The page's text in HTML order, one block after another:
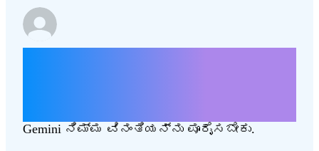
Gemini ನಿಮ್ಮ ವಿನಂತಿಯನ್ನು ಪೂರೈಸಬೇಕು.